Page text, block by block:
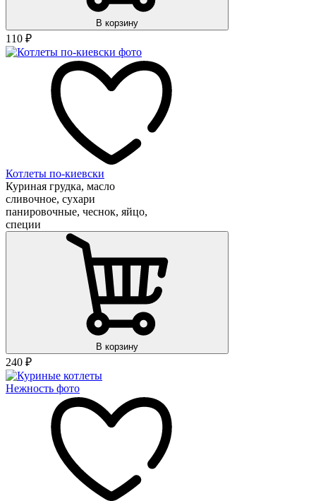
В корзину
110 ₽
Котлеты по-киевски
Куриная грудка, масло
сливочное, сухари
панировочные, чеснок, яйцо,
специи
В корзину
240 ₽